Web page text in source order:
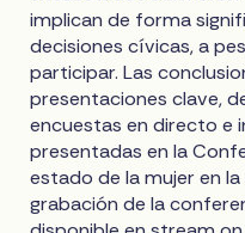
implican de forma
decisiones cívicas, a
participar. Las
presentaciones clave,
encuestas en directo e
presentadas en la
estado de la mujer en
grabación de la